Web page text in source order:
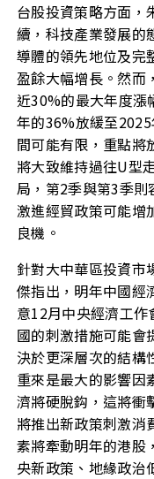
台股投資策略方面，
續，科技產業發展的
導體的領先地位及完
盈餘大幅增長。然而
近30%的最大年度漲
年的36%放緩至
間可能有限，重點將
將大致維持過往U型
局，第2季與第3季
激進經貿政策可能增
良機。
針對大中華區投資市
傑指出，明年中國經
意12月中央經濟工
國的刺激措施可能會
決於更深層次的結構
重來是最大的影響因
濟將硬脫鈎，這將衝
將推出新政策刺激消
素將牽動明年的港股
央新政策、地緣政治